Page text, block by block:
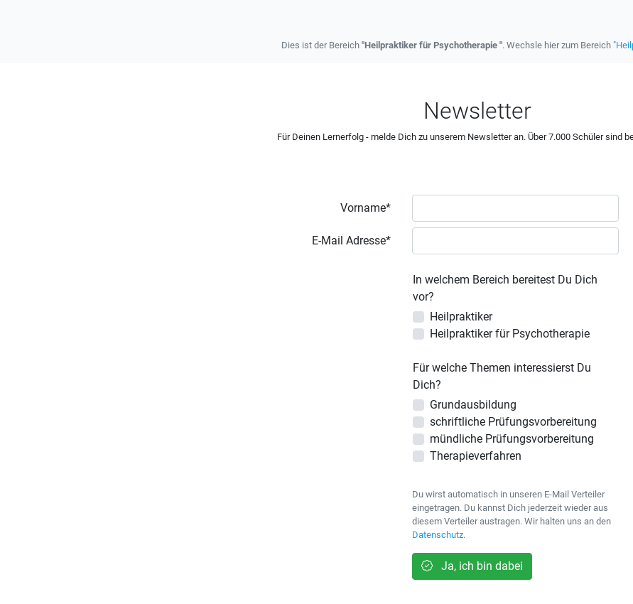
Dies ist der Bereich "Heilpraktiker für Psychotherapie ". Wechsle hier zum Bereich
Newsletter
Für Deinen Lernerfolg - melde Dich zu unserem Newsletter an. Über 7.000 Schüler sind
Vorname*
E-Mail Adresse*
In welchem Bereich bereitest Du Dich
vor?
Heilpraktiker
Heilpraktiker für Psychotherapie
Für welche Themen interessierst Du
Dich?
Grundausbildung
schriftliche Prüfungsvorbereitung
mündliche Prüfungsvorbereitung
Therapieverfahren
Du wirst automatisch in unseren E-Mail Verteiler
eingetragen. Du kannst Dich jederzeit wieder aus
diesem Verteiler austragen. Wir halten uns an den
Datenschutz.
Ja, ich bin dabei